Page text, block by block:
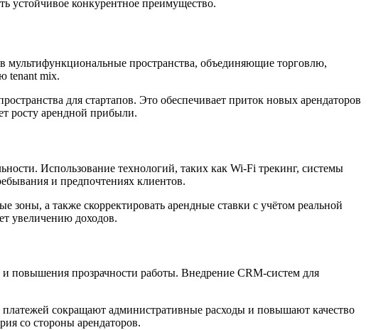
устойчивое конкурентное преимущество.
пространства, объединяющие торговлю,
tenant mix.
для стартапов. Это обеспечивает приток новых арендаторов
росту арендной прибыли.
Использование технологий, таких как Wi-Fi трекинг, системы
и предпочтениях клиентов.
а также скорректировать арендные ставки с учётом реальной
увеличению доходов.
повышения прозрачности работы. Внедрение CRM-систем для
сокращают административные расходы и повышают качество
со стороны арендаторов.